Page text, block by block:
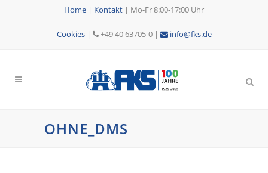
Home | Kontakt | Mo-Fr 8:00-17:00 Uhr
Cookies| +49 40 63705-0 | info@fks.de
OHNE_DMS